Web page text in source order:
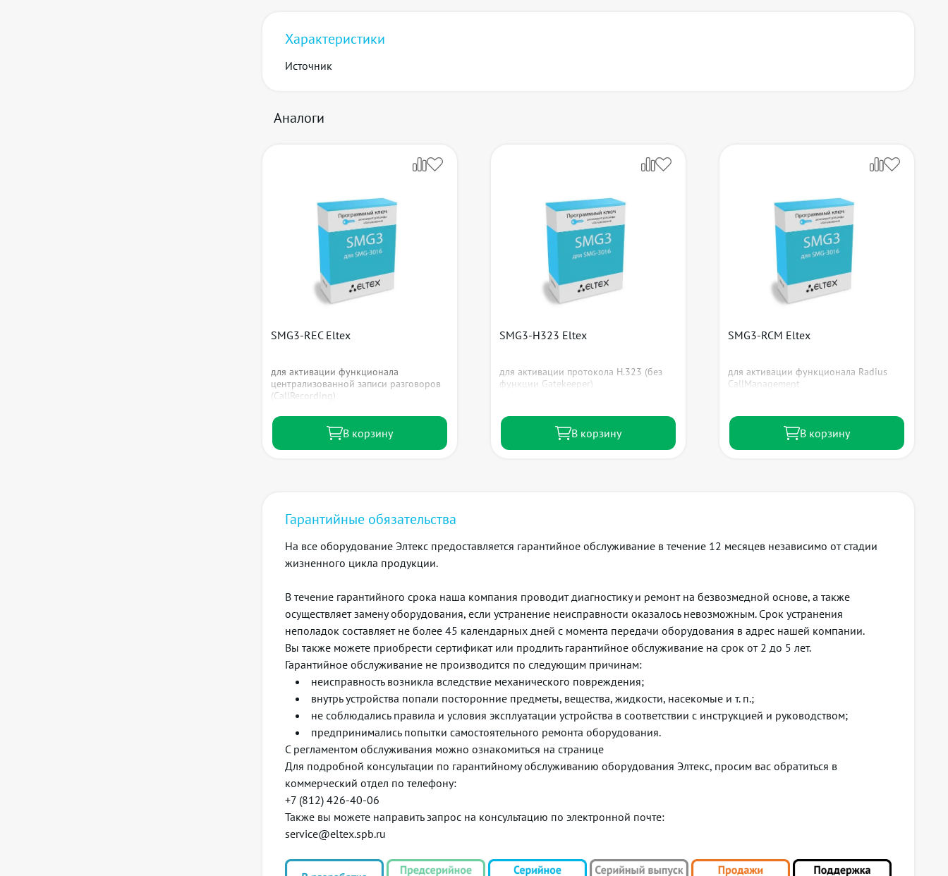
Характеристики
Источник
Аналоги
SMG3-REC Eltex
для активации функционала
централизованной записи разговоров
(CallRecording)
В корзину
SMG3-H323 Eltex
для активации протокола H.323 (без
функции Gatekeeper)
В корзину
SMG3-RCM Eltex
для активации функционала Radius
CallManagement
В корзину
Гарантийные обязательства
На все оборудование Элтекс предоставляется гарантийное обслуживание в течение 12 месяцев независимо от стадии
жизненного цикла продукции.
В течение гарантийного срока наша компания проводит диагностику и ремонт на безвозмедной основе, а также
осуществляет замену оборудования, если устранение неисправности оказалось невозможным. Срок устранения
неполадок составляет не более 45 календарных дней с момента передачи оборудования в адрес нашей компании.
Вы также можете приобрести сертификат или продлить гарантийное обслуживание на срок от 2 до 5 лет.
Гарантийное обслуживание не производится по следующим причинам:
неисправность возникла вследствие механического повреждения;
внутрь устройства попали посторонние предметы, вещества, жидкости, насекомые и т. п.;
не соблюдались правила и условия эксплуатации устройства в соответствии с инструкцией и руководством;
предпринимались попытки самостоятельного ремонта оборудования.
С регламентом обслуживания можно ознакомиться на странице
Для подробной консультации по гарантийному обслуживанию оборудования Элтекс, просим вас обратиться в
коммерческий отдел по телефону:
+7 (812) 426-40-06
Также вы можете направить запрос на консультацию по электронной почте:
service@eltex.spb.ru